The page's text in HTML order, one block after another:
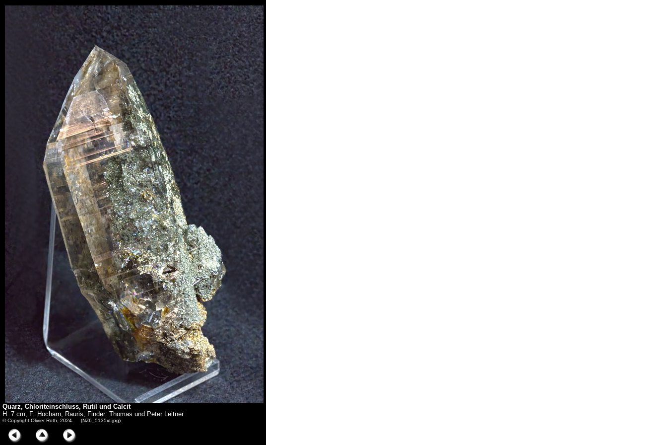
Quarz, Chloriteinschluss, Rutil und Calcit
H: 7 cm, F: Hocharn, Rauris; Finder: Thomas und Peter Leitner
© Copyright Olivier Roth, 2024. (NZ6_5135xt.jpg)